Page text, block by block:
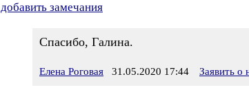
добавить замечания
Спасибо, Галина.
Елена Роговая 31.05.2020 17:44 Заявить о